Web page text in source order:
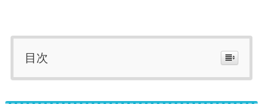
目次